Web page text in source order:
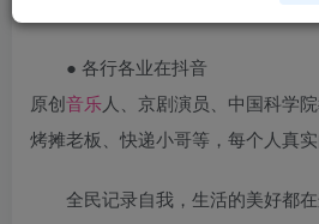
● 各行各业在抖音
原创音乐人、京剧演员、中国科学
烤摊老板、快递小哥等，每个人真
全民记录自我，生活的美好都在